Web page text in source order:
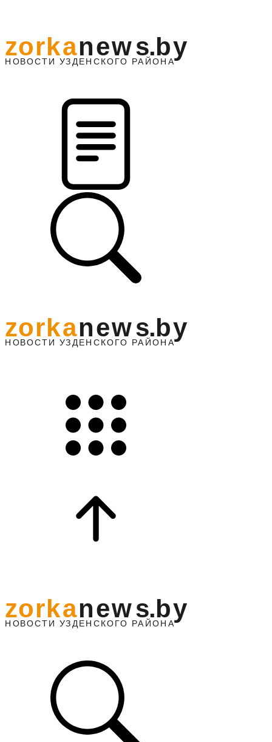
НО ВОСТИ УЗДЕНС КО ГО РАЙОНА
zorkanews.by